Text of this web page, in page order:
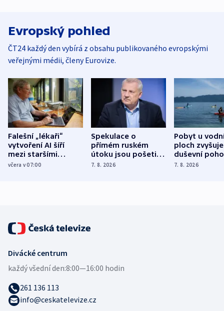
Evropský pohled
ČT24 každý den vybírá z obsahu publikovaného evropskými
veřejnými médii, členy Eurovize.
Falešní „lékaři“
vytvoření AI šíří
mezi staršími
Poláky nebezpečné
včera v 07:00
Spekulace o
přímém ruském
útoku jsou pošetilé,
míní estonský
7. 8. 2026
Pobyt u
ploch zvyšuje
duševní
ukázala
7. 8. 2026
Divácké centrum
každý všední den:8:00—16:00 hodin
261 136 113
info@ceskatelevize.cz